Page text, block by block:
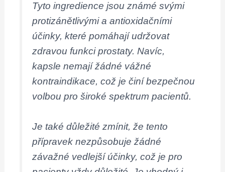
Tyto ingredience jsou známé svými
protizánětlivými a antioxidačními
účinky, které pomáhají udržovat
zdravou funkci prostaty. Navíc,
kapsle nemají žádné vážné
kontraindikace, což je činí bezpečnou
volbou pro široké spektrum pacientů.
Je také důležité zmínit, že tento
přípravek nezpůsobuje žádné
závažné vedlejší účinky, což je pro